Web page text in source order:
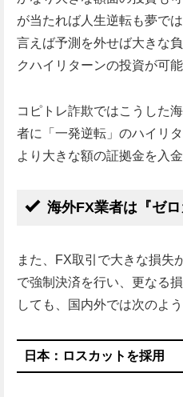
が当たれば人生逆転も夢で
言えば予測を外せば大きな
クハイリターンの投資が可能
コピトレ詐欺ではこうした
者に「一発逆転」のハイリ
より大きな額の証拠金を入
海外FX業者は『ゼ
また、FX取引で大きな損失
で強制決済を行い、更なる
しても、国内外では次のよ
日本：ロスカットを採用